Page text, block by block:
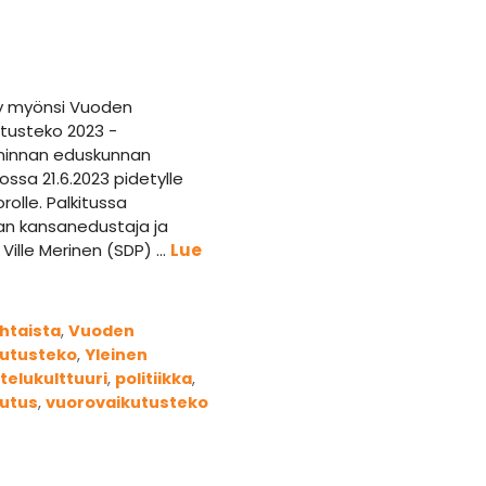
myönsi Vuoden
2023 -
eduskunnan
21.6.2023 pidetylle
Palkitussa
kansanedustaja ja
Merinen (SDP) … Lue
,Vuoden
, Yleinen
, politiikka,
, vuorovaikutusteko